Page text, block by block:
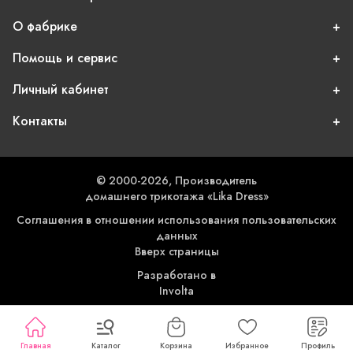
Главная Каталог Корзина Избранное Профиль
О фабрике
Помощь и сервис
Личный кабинет
Контакты
© 2000-2026, Производитель
домашнего трикотажа «Lika Dress»
Соглашения в отношении использования пользовательских
данных
Вверх страницы
Разработано в
Involta